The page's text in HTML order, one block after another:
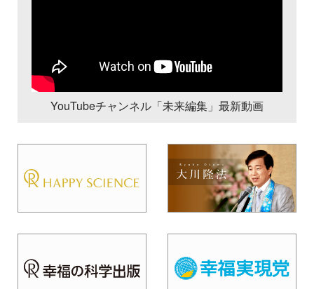
YouTubeチャンネル「未来編集」最新動画